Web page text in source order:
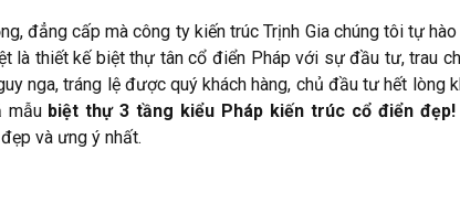
đẳng cấp mà công ty kiến trúc Trịnh Gia chúng tôi tự
là thiết kế biệt thự tân cổ điển Pháp với sự đầu tư, trau
nga, tráng lệ được quý khách hàng, chủ đầu tư hết lòng
mẫu biệt thự 3 tầng kiểu Pháp kiến trúc cổ điển
và ưng ý nhất.